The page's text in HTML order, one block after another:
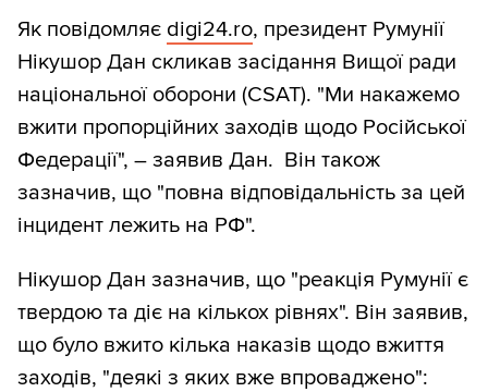
Як повідомляє digi24.ro, президент Румунії
Нікушор Дан скликав засідання Вищої ради
національної оборони (CSAT). "Ми накажемо
вжити пропорційних заходів щодо Російської
Федерації", – заявив Дан. Він також
зазначив, що "повна відповідальність за цей
інцидент лежить на РФ".
Нікушор Дан зазначив, що "реакція Румунії є
твердою та діє на кількох рівнях". Він заявив,
що було вжито кілька наказів щодо вжиття
заходів, "деякі з яких вже впроваджено":